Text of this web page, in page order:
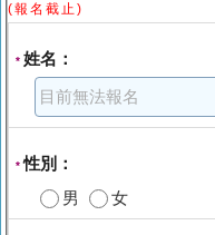
(報名截止)
* 姓名：
*性別：
男
女